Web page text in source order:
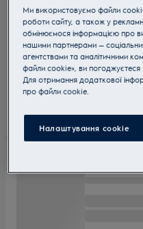
Ми використовуємо файли cookie
роботи сайту, а також у
обмінюємося інформацією про
нашими партнерами —
агентствами та аналітичними
файли cookie», ви
Для отримання додаткової
прo файли cookie.
Налаштування cookie